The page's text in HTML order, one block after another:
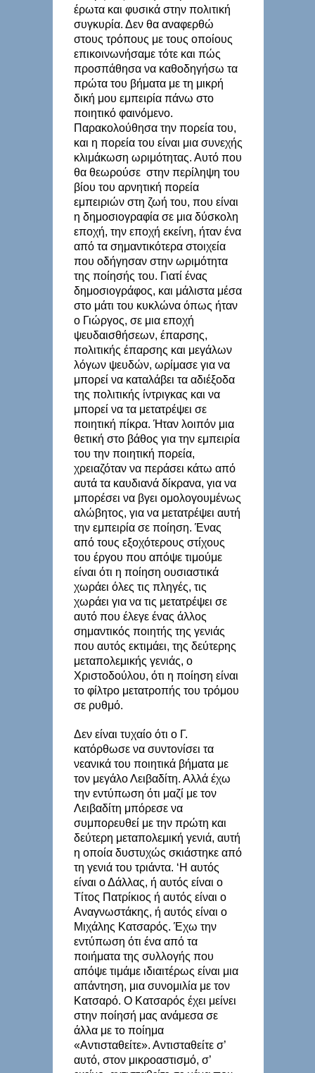
έρωτα και φυσικά στην πολιτική
συγκυρία. Δεν θα αναφερθώ
στους τρόπους με τους οποίους
επικοινωνήσαμε τότε και πώς
προσπάθησα να καθοδηγήσω τα
πρώτα του βήματα με τη μικρή
δική μου εμπειρία πάνω στο
ποιητικό φαινόμενο.
Παρακολούθησα την πορεία του,
και η πορεία του είναι μια συνεχής
κλιμάκωση ωριμότητας. Αυτό που
θα θεωρούσε στην περίληψη του
βίου του αρνητική πορεία
εμπειριών στη ζωή του, που είναι
η δημοσιογραφία σε μια δύσκολη
εποχή, την εποχή εκείνη, ήταν ένα
από τα σημαντικότερα στοιχεία
που οδήγησαν στην ωριμότητα
της ποίησής του. Γιατί ένας
δημοσιογράφος, και μάλιστα μέσα
στο μάτι του κυκλώνα όπως ήταν
ο Γιώργος, σε μια εποχή
ψευδαισθήσεων, έπαρσης,
πολιτικής έπαρσης και μεγάλων
λόγων ψευδών, ωρίμασε για να
μπορεί να καταλάβει τα αδιέξοδα
της πολιτικής ίντριγκας και να
μπορεί να τα μετατρέψει σε
ποιητική πίκρα. Ήταν λοιπόν μια
θετική στο βάθος για την εμπειρία
του την ποιητική πορεία,
χρειαζόταν να περάσει κάτω από
αυτά τα καυδιανά δίκρανα, για να
μπορέσει να βγει ομολογουμένως
αλώβητος, για να μετατρέψει αυτή
την εμπειρία σε ποίηση. Ένας
από τους εξοχότερους στίχους
του έργου που απόψε τιμούμε
είναι ότι η ποίηση ουσιαστικά
χωράει όλες τις πληγές, τις
χωράει για να τις μετατρέψει σε
αυτό που έλεγε ένας άλλος
σημαντικός ποιητής της γενιάς
που αυτός εκτιμάει, της δεύτερης
μεταπολεμικής γενιάς, ο
Χριστοδούλου, ότι η ποίηση είναι
το φίλτρο μετατροπής του τρόμου
σε ρυθμό.
Δεν είναι τυχαίο ότι ο Γ.
κατόρθωσε να συντονίσει τα
νεανικά του ποιητικά βήματα με
τον μεγάλο Λειβαδίτη. Αλλά έχω
την εντύπωση ότι μαζί με τον
Λειβαδίτη μπόρεσε να
συμπορευθεί με την πρώτη και
δεύτερη μεταπολεμική γενιά, αυτή
η οποία δυστυχώς σκιάστηκε από
τη γενιά του τριάντα. ‘Η αυτός
είναι ο Δάλλας, ή αυτός είναι ο
Τίτος Πατρίκιος ή αυτός είναι ο
Αναγνωστάκης, ή αυτός είναι ο
Μιχάλης Κατσαρός. Έχω την
εντύπωση ότι ένα από τα
ποιήματα της συλλογής που
απόψε τιμάμε ιδιαιτέρως είναι μια
απάντηση, μια συνομιλία με τον
Κατσαρό. Ο Κατσαρός έχει μείνει
στην ποίησή μας ανάμεσα σε
άλλα με το ποίημα
«Αντισταθείτε». Αντισταθείτε σ’
αυτό, στον μικροαστισμό, σ’